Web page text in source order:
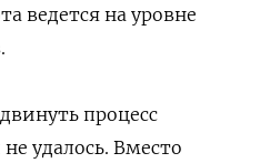
ведется на уровне
процесс
удалось. Вместо